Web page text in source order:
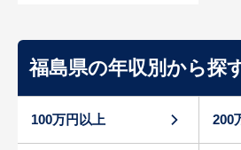
福島県の年収別から探
100万円以上 200